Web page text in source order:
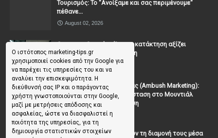
Ο ιστότοπος marketing-tips.gr
χρησιμοποιεί cookies από την Google για
να παρέχει τις υπηρεσίες του και να
αναλύει την επισκεψιμότητα. Η
διεύθυνσή σας IP και ο παράγοντας
χρήστη γνωστοποιούνται στην Google,
μαζί με μετρήσεις απόδοσης και
ασφαλείας, ώστε να διασφαλιστεί η
ποιότητα της υπηρεσίας, για τη
δημιουργία στατιστικών στοιχείων
Τουρισμός: Το "Ανοίξαμε και σας περιμένουμε"
πέθανε...
August 02, 2026
Casanova Complex: Όταν η κατάκτηση αξίζει
περισσότερο από τη σχέση
July 31, 2026
To Μάρκετινγκ της Ενέδρας (Ambush Marketing):
Πώς να κλέψεις την παράσταση στο Μουντιάλ
χωρίς (επίσημη) πρόσκληση
July 19, 2026
Γιατί οι επισκέπτες ξεχνούν τη διαμονή τους μέσα